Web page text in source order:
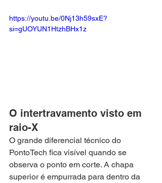
https://youtu.be/0Nj13h59sxE?
si=gUOYUN1HtzhBHx1z
O intertravamento visto em
raio-X
O grande diferencial técnico do
PontoTech fica visível quando se
observa o ponto em corte. A chapa
superior é empurrada para dentro da